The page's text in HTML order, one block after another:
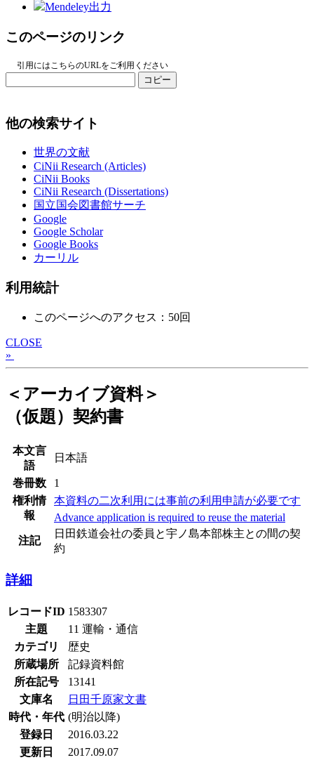
Mendeley出力
このページのリンク
引用にはこちらのURLをご利用ください
コピー
他の検索サイト
世界の文献
CiNii Research (Articles)
CiNii Books
CiNii Research (Dissertations)
国立国会図書館サーチ
Google
Google Scholar
Google Books
カーリル
利用統計
このページへのアクセス：50回
CLOSE
»
＜アーカイブ資料＞
（仮題）契約書
本文言
語
日本語
巻冊数
1
権利情
報
本資料の二次利用には事前の利用申請が必要です
Advance application is required to reuse the material
注記
日田鉄道会社の委員と宇ノ島本部株主との間の契
約
詳細
レコードID 1583307
主題
11 運輸・通信
カテゴリ
歴史
所蔵場所
記録資料館
所在記号
13141
文庫名
日田千原家文書
時代・年代 (明治以降)
登録日
2016.03.22
更新日
2017.09.07